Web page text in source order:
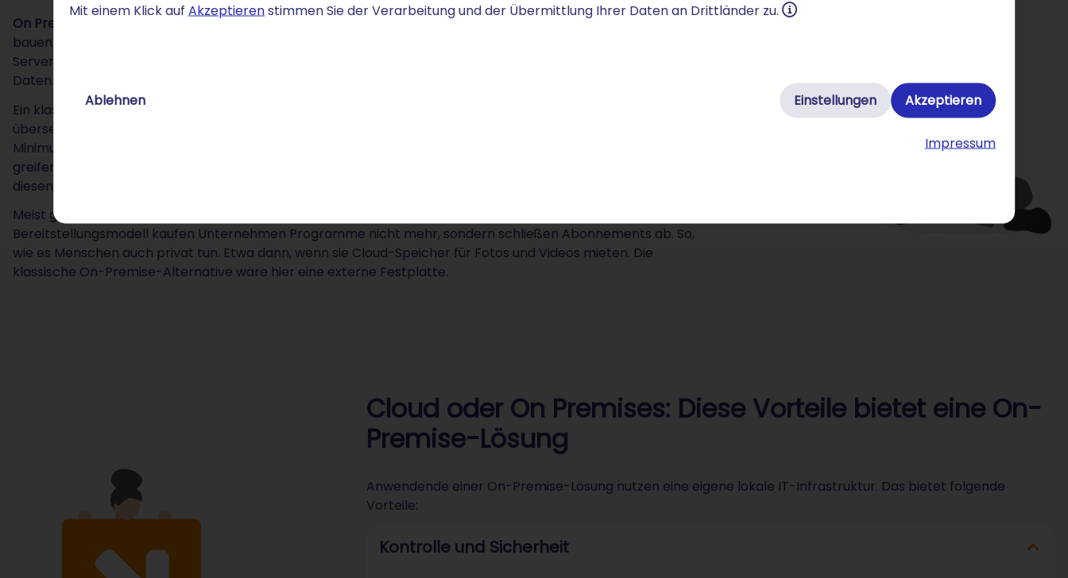
Mit einem Klick aufAkzeptierenstimmen Sie der Verarbeitung und der Übermittlung Ihrer Daten an Drittländer zu.
Ablehnen Einstellungen Akzeptieren
Impressum
On Premises
, auch On-Prem oder Inhouse genannt, bedeutet übersetzt „in eigener Umgebung“. Unternehmen
bauen eine eigene IT-Infrastruktur in ihrem Firmengebäude auf, mit Speichern, Netzwerkkomponenten und
Servern, die oft ganze Räume füllen. Über diese Server arbeiten Angestellte mit Software und speichern
Daten.
Ein klassisches Modell, zu dem es allerdings eine verlockende Alternative gibt:
übersetzt „Rechnen in der Wolke“. Das bedeutet: Unternehmen fahren die eigene IT-Infrastruktur auf ein
Minimum herunter. Sie benötigen lediglich Computer mit Internetanschluss und Webbrowser. Angestellte
greifen dann über das Internet auf externe Server von Dienstleistern mit eigener Netzwerkumgebung zu. Auf
diesen Servern nutzen sie Software und speichern Daten.
Meist geht Cloud Computing dabei einher mit Software-as-a-Service (SaaS). Bei diesem
Bereitstellungsmodell kaufen Unternehmen Programme nicht mehr, sondern schließen Abonnements ab. So,
wie es Menschen auch privat tun. Etwa dann, wenn sie Cloud-Speicher für Fotos und Videos mieten. Die
klassische On-Premise-Alternative wäre hier eine externe Festplatte.
Cloud oder On Premises: Diese Vorteile bietet eine On-
Premise-Lösung
Anwendende einer On-Premise-Lösung nutzen eine eigene lokale IT-Infrastruktur. Das bietet folgende
Vorteile:
Kontrolle und Sicherheit